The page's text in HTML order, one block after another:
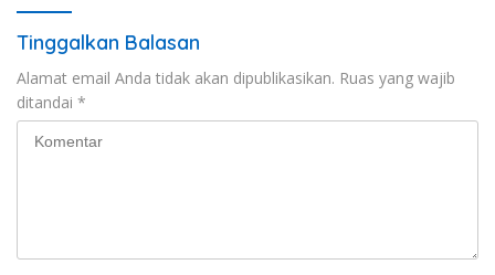
Tinggalkan Balasan
Alamat email Anda tidak akan dipublikasikan. Ruas yang wajib
ditandai *